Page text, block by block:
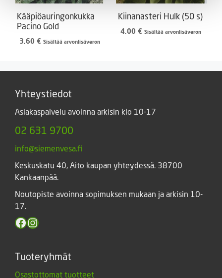
Kääpiöauringonkukka
Pacino Gold
3,60 € Sisältää arvonlisäveron
Kiinanasteri Hulk (50 s)
4,00 € Sisältää arvonlisäveron
Yhteystiedot
Asiakaspalvelu avoinna arkisin klo 10-17
02 631 9700
info@siemenvesa.fi
Keskuskatu 40, Aito kaupan yhteydessä. 38700
Kankaanpää.
Noutopiste avoinna sopimuksen mukaan ja arkisin 10-
17.
Facebook
Instagram
Tuoteryhmät
Osastottomat tuotteet